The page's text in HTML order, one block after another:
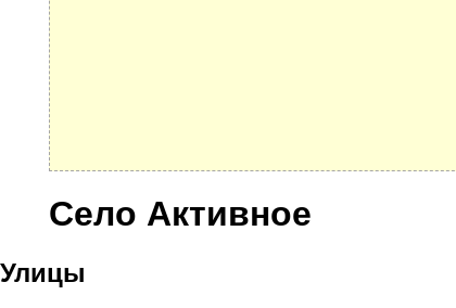
Село Активное
Улицы